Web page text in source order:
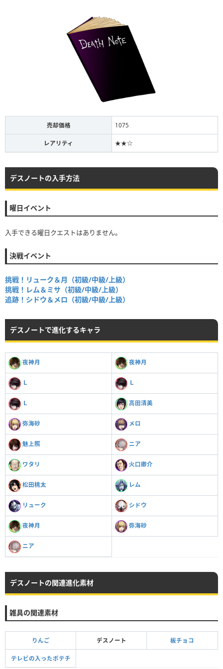
売却価格 1075
レアリティ ★★☆
デスノートの入手方法
曜日イベント
入手できる曜日クエストはありません。
決戦イベント
挑戦！リューク＆月（初級/中級/上級）
挑戦！レム＆ミサ（初級/中級/上級）
追跡！シドウ＆メロ（初級/中級/上級）
デスノートで進化するキャラ
夜神月 夜神月
Ｌ Ｌ
Ｌ 高田清美
弥海砂 メロ
魅上照 ニア
ワタリ 火口卿介
松田桃太 レム
リューク シドウ
夜神月 弥海砂
ニア
デスノートの関連進化素材
雑具の関連素材
りんご デスノート 板チョコ
テレビの入ったポテチ